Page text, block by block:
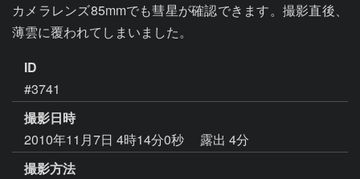
カメラレンズ85mmでも彗星が確認できます。撮影直後、
薄雲に覆われてしまいました。
ID
#3741
撮影日時
2010年11月7日 4時14分0秒
露出 4分
撮影方法